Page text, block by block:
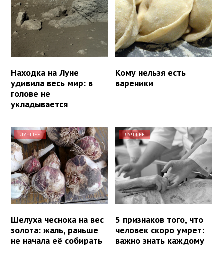
Находка на Луне
удивила весь мир: в
голове не
укладывается
Кому нельзя есть
вареники
ЛУЧШЕЕ
Шелуха чеснока на вес
золота: жаль, раньше
не начала её собирать
ЛУЧШЕЕ
5 признаков того, что
человек скоро умрет:
важно знать каждому